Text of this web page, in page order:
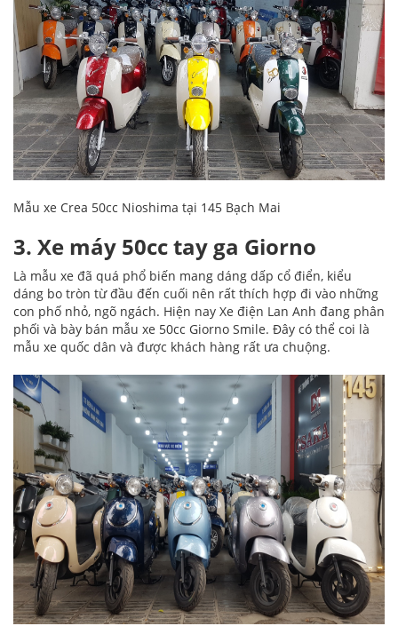
Mẫu xe Crea 50cc Nioshima tại 145 Bạch Mai
3. Xe máy 50cc tay ga Giorno
Là mẫu xe đã quá phổ biến mang dáng dấp cổ điển, kiểu
dáng bo tròn từ đầu đến cuối nên rất thích hợp đi vào những
con phố nhỏ, ngõ ngách. Hiện nay Xe điện Lan Anh đang phân
phối và bày bán mẫu xe 50cc Giorno Smile. Đây có thể coi là
mẫu xe quốc dân và được khách hàng rất ưa chuộng.